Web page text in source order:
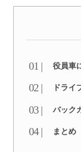
役員車
ドライ
バック
まとめ